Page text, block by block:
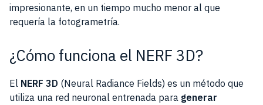
impresionante, en un tiempo mucho menor al que
requería la fotogrametría.
¿Cómo funciona el NERF 3D?
El NERF 3D (Neural Radiance Fields) es un método que
utiliza una red neuronal entrenada para generar